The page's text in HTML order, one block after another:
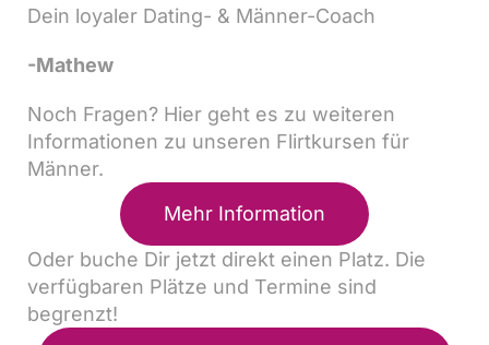
Dein loyaler Dating- & Männer-Coach
-Mathew
Noch Fragen? Hier geht es zu weiteren
Informationen zu unseren Flirtkursen für
Männer.
Mehr Information
Oder buche Dir jetzt direkt einen Platz. Die
verfügbaren Plätze und Termine sind
begrenzt!